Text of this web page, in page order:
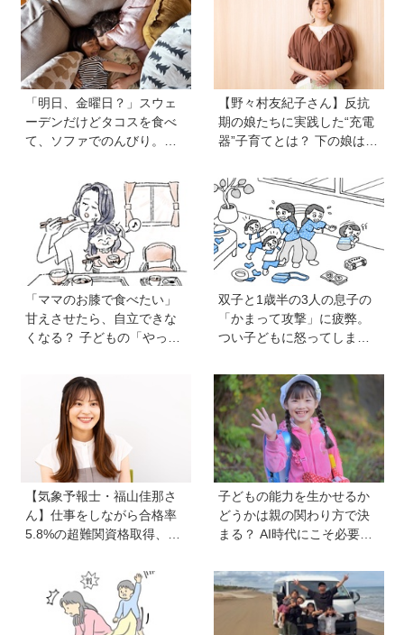
「明日、金曜日？」スウェ
ーデンだけどタコスを食べ
て、ソファでのんびり。小
【北欧パパと日本で子育てv
【野々村友紀子さん】反抗
期の娘たちに実践した“充電
器”子育てとは？ 下の娘は小
入りまーす」と宣言！
「ママのお膝で食べたい」
甘えさせたら、自立できな
くなる？ 子どもの「やっ
な姿勢《モンテッソーリ教
師の子育てエッセイ》vol.7
双子と1歳半の3人の息子の
「かまって攻撃」に疲弊。
つい子どもに怒ってしまい
先生の子育てお悩み相談
室】
【気象予報士・福山佳那さ
ん】仕事をしながら合格率
5.8%の超難関資格取得、さ
できる場所」をつくってく
れた両親のもとで挑戦し続
ける心が育った
子どもの能力を生かせるか
どうかは親の関わり方で決
まる？ AI時代にこそ必要な
の伸ばし方と「愛される人
格」の育み方